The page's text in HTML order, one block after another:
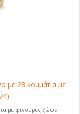
με 28 κομμάτια με
με φιγούρες ζώων.